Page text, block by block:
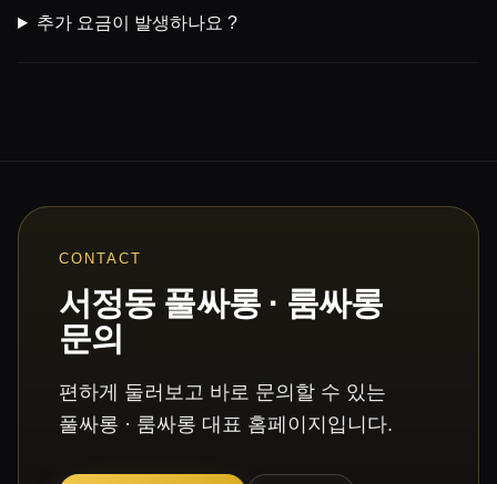
추가 요금이 발생하나요 ?
CONTACT
서정동 풀싸롱 · 룸싸롱
문의
편하게 둘러보고 바로 문의할 수 있는
풀싸롱 · 룸싸롱 대표 홈페이지입니다.